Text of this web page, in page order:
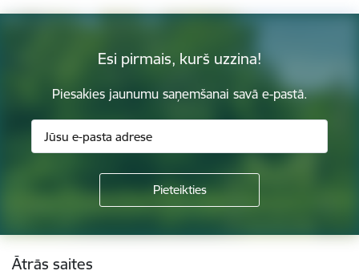
Esi pirmais, kurš uzzina!
Piesakies jaunumu saņemšanai savā e-pastā.
Kājene
Ātrās saites